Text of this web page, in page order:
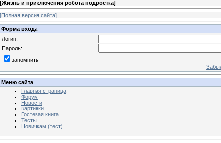
[Жизнь и приключения робота подростка]
[Полная версия сайта]
Форма входа
Логин:
Пароль:
запомнить
Меню сайта
Главная страница
Форум
Новости
Картинки
Гостевая книга
Тесты
Новичкам (тест)